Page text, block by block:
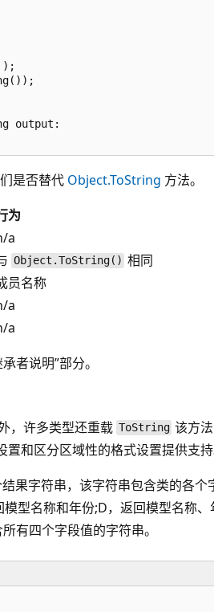
output:
是否替代 Object.ToString 方法。
为
a
Object.ToString() 相同
员名称
a
a
者说明”部分。
，许多类型还重载 ToString 该方
和区分区域性的格式设置提供支持
果字符串，该字符串包含类的各个
型名称和年份;D，返回模型名称
有四个字段值的字符串。